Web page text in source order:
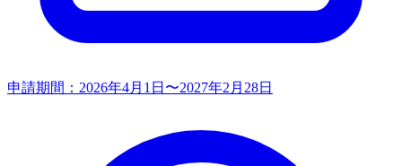
申請期間： 2026年4月1日〜2027年2月28日